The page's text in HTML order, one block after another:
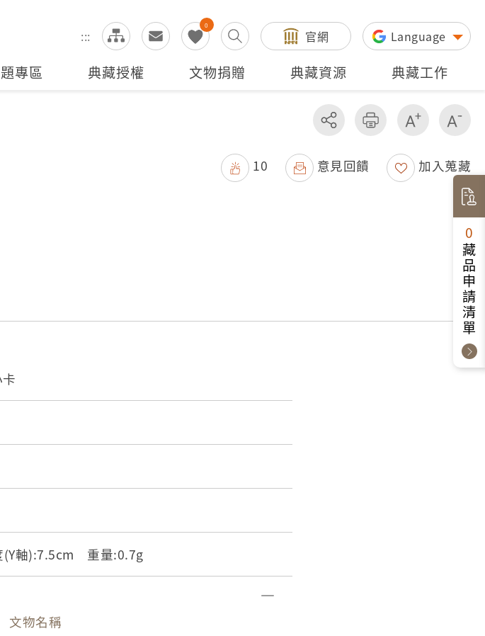
:::
0
全站搜尋 官網 Language
專區 典藏授權 文物捐贈 典藏資源 典藏工作
分享 友善列印 增加字級
10 意見回饋 加入蒐藏
(Y軸):7.5cm 重量:0.7g
文物名稱
0
藏品申請清單